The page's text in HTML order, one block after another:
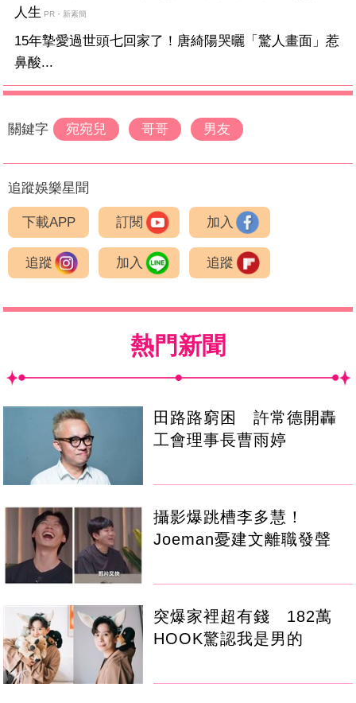
人生 PR・新素簡
15年摯愛過世頭七回家了！唐綺陽哭曬「驚人畫面」惹
鼻酸...
關鍵字 宛宛兒 哥哥 男友
追蹤娛樂星聞
下載APP 訂閱 加入
追蹤 加入 追蹤
熱門新聞
田路路窮困 許常德開轟
工會理事長曹雨婷
攝影爆跳槽李多慧！
Joeman憂建文離職發聲
突爆家裡超有錢 182萬
HOOK驚認我是男的